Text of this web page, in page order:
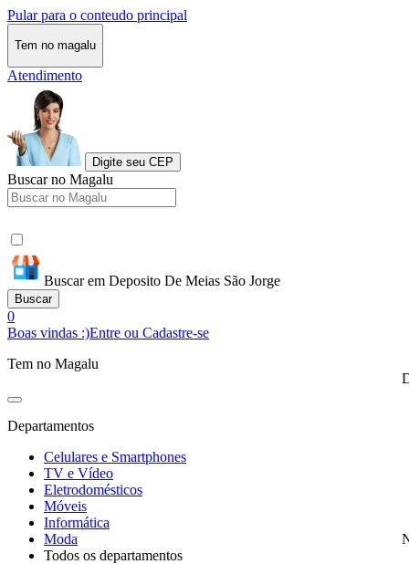
Pular para o conteudo principal
Tem no magalu
Atendimento
Digite seu CEP
Buscar no Magalu
Buscar em Deposito De Meias São Jorge
Buscar
0
Boas vindas :)Entre ou Cadastre-se
Tem no Magalu
Departamentos
Celulares e Smartphones
TV e Vídeo
Eletrodomésticos
Móveis
Informática
Moda
Todos os departamentos